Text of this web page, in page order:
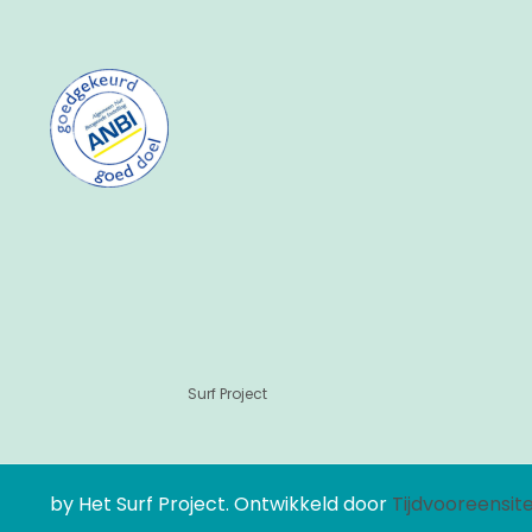
Surf Project
by Het Surf Project. Ontwikkeld door